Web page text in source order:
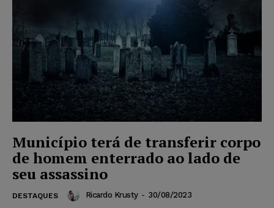
Município terá de transferir corpo
de homem enterrado ao lado de
seu assassino
DESTAQUES Ricardo Krusty - 30/08/2023